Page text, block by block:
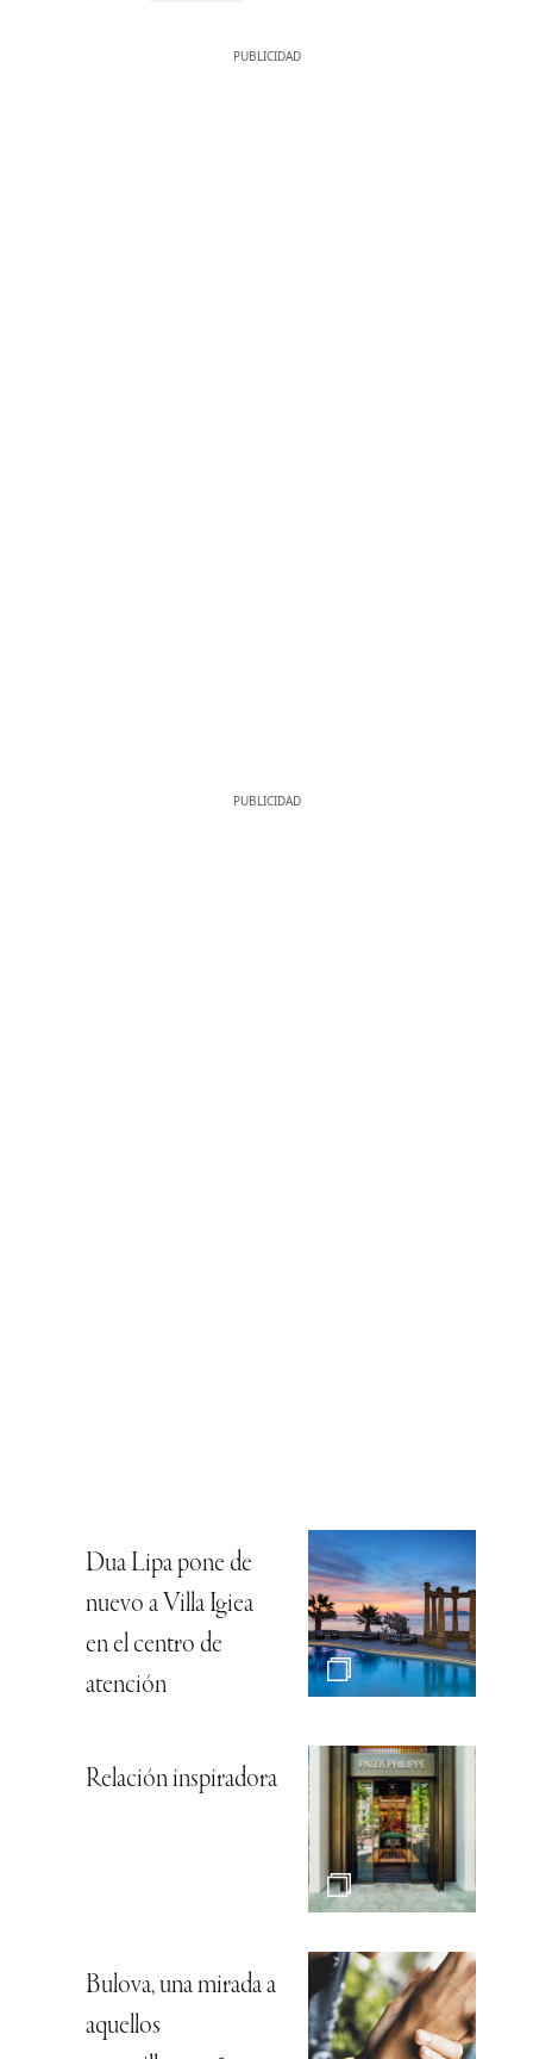
Dua Lipa pone de
nuevo a Villa Igiea
en el centro de
atención
Relación inspiradora
Bulova, una mirada a
aquellos